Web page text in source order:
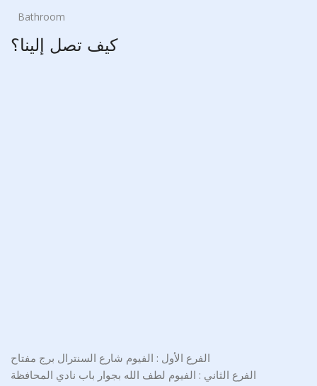
Bathroom
كيف تصل إلينا؟
الفرع الأول : الفيوم شارع السنترال برج مفتاح
الفرع الثاني : الفيوم لطف الله بجوار باب نادي المحافظة